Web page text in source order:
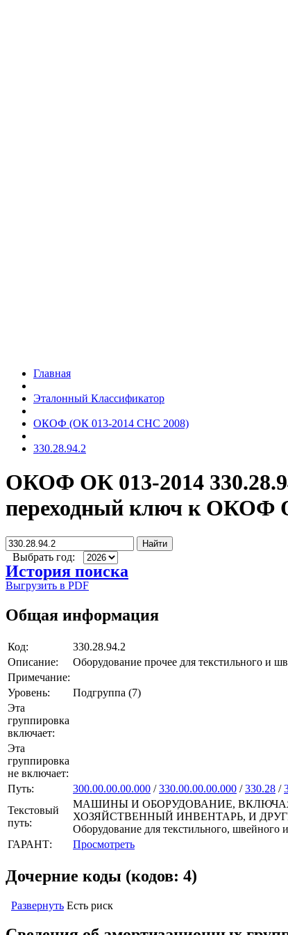
Главная
Эталонный Классификатор
ОКОФ (ОК 013-2014 СНС 2008)
330.28.94.2
ОКОФ ОК 013-2014
переходный ключ к ОКОФ
Найти
Выбрать год:
История поиска
Выгрузить в PDF
Общая информация
Код:
330.28.94.2
Описание:
Оборудование прочее для текстильного и
Примечание:
Уровень:
Подгруппа (7)
Эта
группировка
включает:
Эта
группировка
не включает:
Путь:
300.00.00.00.000 /330.00.00.00.000 /330.28 /
Текстовый
путь:
МАШИНЫ И ОБОРУДОВАНИЕ,
ХОЗЯЙСТВЕННЫЙ ИНВЕНТАРЬ, И ДРУГИЕ
Оборудование для текстильного,
ГАРАНТ:
Просмотреть
Дочерние коды (кодов: 4)
Развернуть Есть риск